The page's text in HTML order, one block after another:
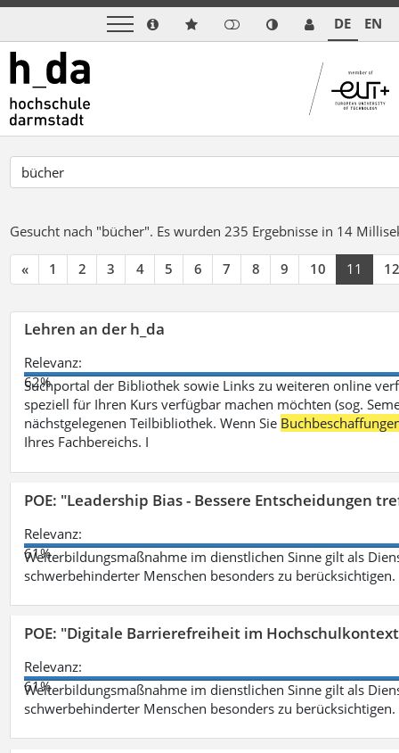
DE EN
Gesucht nach "bücher". Es wurden 235 Ergebnisse in 14
« 1 2 3 4 5 6 7 8 9 10 11 12
Lehren an der h_da
Relevanz:
62%
Suchportal der Bibliothek sowie Links zu weiteren online
speziell für Ihren Kurs verfügbar machen möchten (sog.
nächstgelegenen Teilbibliothek. Wenn Sie
Ihres Fachbereichs. I
POE: "Leadership Bias - Bessere Entscheidungen
Relevanz:
61%
Weiterbildungsmaßnahme im dienstlichen Sinne gilt als
schwerbehinderter Menschen besonders zu berücksichtigen.
POE: "Digitale Barrierefreiheit im
Relevanz:
61%
Weiterbildungsmaßnahme im dienstlichen Sinne gilt als
schwerbehinderter Menschen besonders zu berücksichtigen.